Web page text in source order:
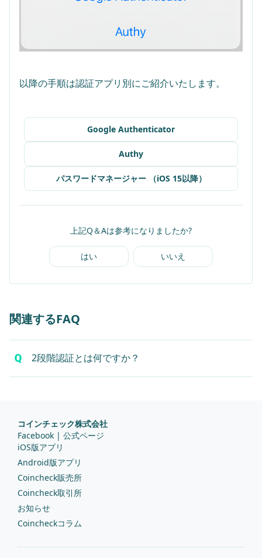
Google Authenticator
Authy
パスワードマネージャー （iOS 15以降）
上記Q＆Aは参考になりましたか?
はい いいえ
関連するFAQ
2段階認証とは何ですか？
コインチェック株式会社
Facebook | 公式ページ
iOS版アプリ
Android版アプリ
Coincheck販売所
Coincheck取引所
お知らせ
Coincheckコラム